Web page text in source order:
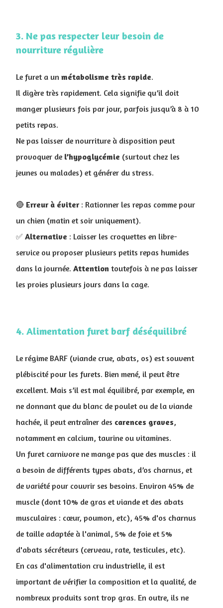
3. Ne pas respecter leur besoin de
nourriture régulière
Le furet a un métabolisme très rapide.
Il digère très rapidement. Cela signifie qu’il doit
manger plusieurs fois par jour, parfois jusqu’à 8 à 10
petits repas.
Ne pas laisser de nourriture à disposition peut
provoquer de l’hypoglycémie (surtout chez les
jeunes ou malades) et générer du stress.
🔴 Erreur à éviter: Rationner les repas comme pour
un chien (matin et soir uniquement).
✅ Alternative : Laisser les croquettes en libre-
service ou proposer plusieurs petits repas humides
dans la journée. Attention toutefois à ne pas laisser
les proies plusieurs jours dans la cage.
4. ​Alimentation furet barf déséquilibré
Le régime BARF (viande crue, abats, os) est souvent
plébiscité pour les furets. Bien mené, il peut être
excellent. Mais s’il est mal équilibré, par exemple, en
ne donnant que du blanc de poulet ou de la viande
hachée, il peut entraîner des carences graves,
notamment en calcium, taurine ou vitamines.
Un furet carnivore ne mange pas que des muscles : il
a besoin de différents types abats, d’os charnus, et
de variété pour couvrir ses besoins. Environ 45% de
muscle (dont 10% de gras et viande et des abats
musculaires : cœur, poumon, etc), 45% d'os charnus
de taille adaptée à l'animal, 5% de foie et 5%
d'abats sécréteurs (cerveau, rate, testicules, etc).
En cas d'alimentation cru industrielle, il est
important de vérifier la composition et la qualité, de
nombreux produits sont trop gras. En outre, ils ne